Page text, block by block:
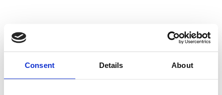
Consent Details About
Kvalifikasjoner:
prosjektfag, markedsføring eller tilsvarende. Erfaring